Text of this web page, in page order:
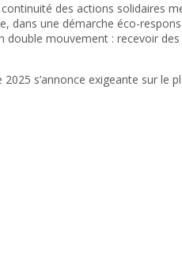
continuité des actions solidaires
dans une démarche éco-
double mouvement : recevoir
s’annonce exigeante sur